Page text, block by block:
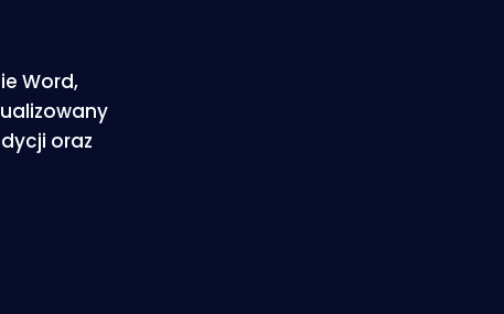
BIURO WIRTUALNE
Word,
oraz